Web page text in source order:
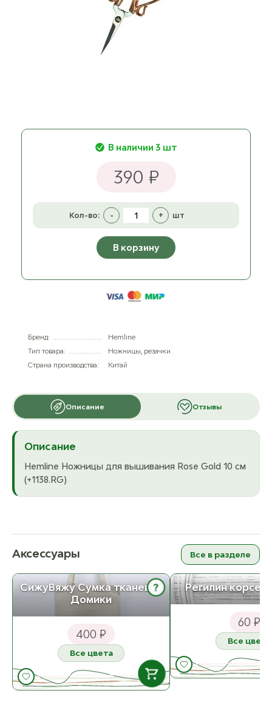
В наличии 3 шт
390 ₽
Кол-во: - + шт
В корзину
Бренд:
Hemline
Тип товара:
Ножницы, резачки
Страна производства:
Китай
Описание Отзывы
Описание
Hemline Ножницы для вышивания Rose Gold 10 см
(+1138.RG)
Аксессуары Все в разделе
СижуВяжу Сумка тканевая
Домики
?
400 ₽
Все цвета
Регилин
60 ₽
Все цвета